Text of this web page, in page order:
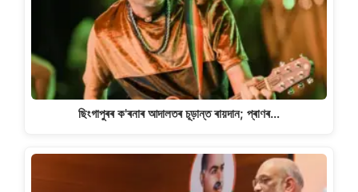
ছিংগাপুৰৰ ক'ৰনাৰ আদালতৰ চূড়ান্ত ৰায়দান; প্ৰাণৰ…